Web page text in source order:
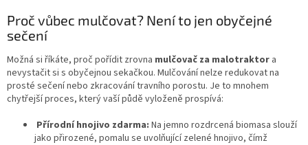
Proč vůbec mulčovat? Není to jen obyčejné
sečení
Možná si říkáte, proč pořídit zrovna mulčovač za malotraktor a
nevystačit si s obyčejnou sekačkou. Mulčování nelze redukovat na
prosté sečení nebo zkracování travního porostu. Je to mnohem
chytřejší proces, který vaší půdě vyloženě prospívá:
Přírodní hnojivo zdarma: Na jemno rozdrcená biomasa slouží
jako přirozené, pomalu se uvolňující zelené hnojivo, čímž